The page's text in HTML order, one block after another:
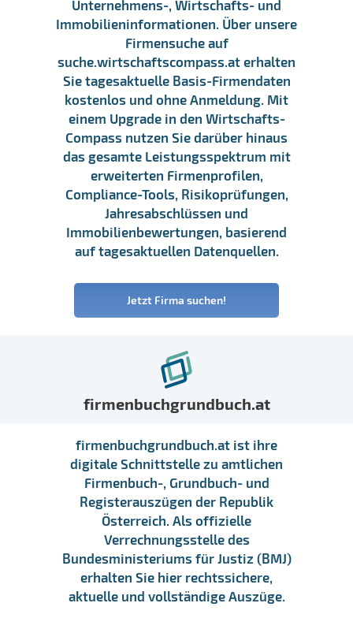
Unternehmens-, Wirtschafts- und
Immobilieninformationen. Über unsere
Firmensuche auf
suche.wirtschaftscompass.at erhalten
Sie tagesaktuelle Basis-Firmendaten
kostenlos und ohne Anmeldung. Mit
einem Upgrade in den Wirtschafts-
Compass nutzen Sie darüber hinaus
das gesamte Leistungsspektrum mit
erweiterten Firmenprofilen,
Compliance-Tools, Risikoprüfungen,
Jahresabschlüssen und
Immobilienbewertungen, basierend
auf tagesaktuellen Datenquellen.
Jetzt Firma suchen!
firmenbuchgrundbuch.at
firmenbuchgrundbuch.at ist ihre
digitale Schnittstelle zu amtlichen
Firmenbuch-, Grundbuch- und
Registerauszügen der Republik
Österreich. Als offizielle
Verrechnungsstelle des
Bundesministeriums für Justiz (BMJ)
erhalten Sie hier rechtssichere,
aktuelle und vollständige Auszüge.